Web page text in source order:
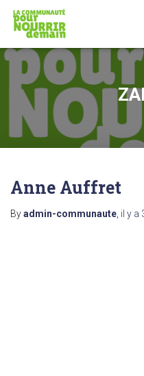
Anne Auffret
Byadmin-communaute il y a